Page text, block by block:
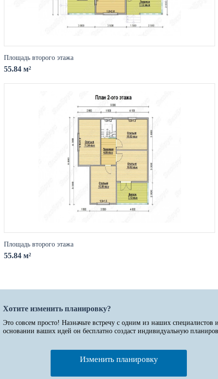
Площадь второго этажа
55.84 м²
Площадь второго этажа
55.84 м²
Хотите изменить планировку?
Это совсем просто! Назначьте встречу с одним из наших специалистов
основании ваших идей он бесплатно создаст индивидуальную
Изменить планировку